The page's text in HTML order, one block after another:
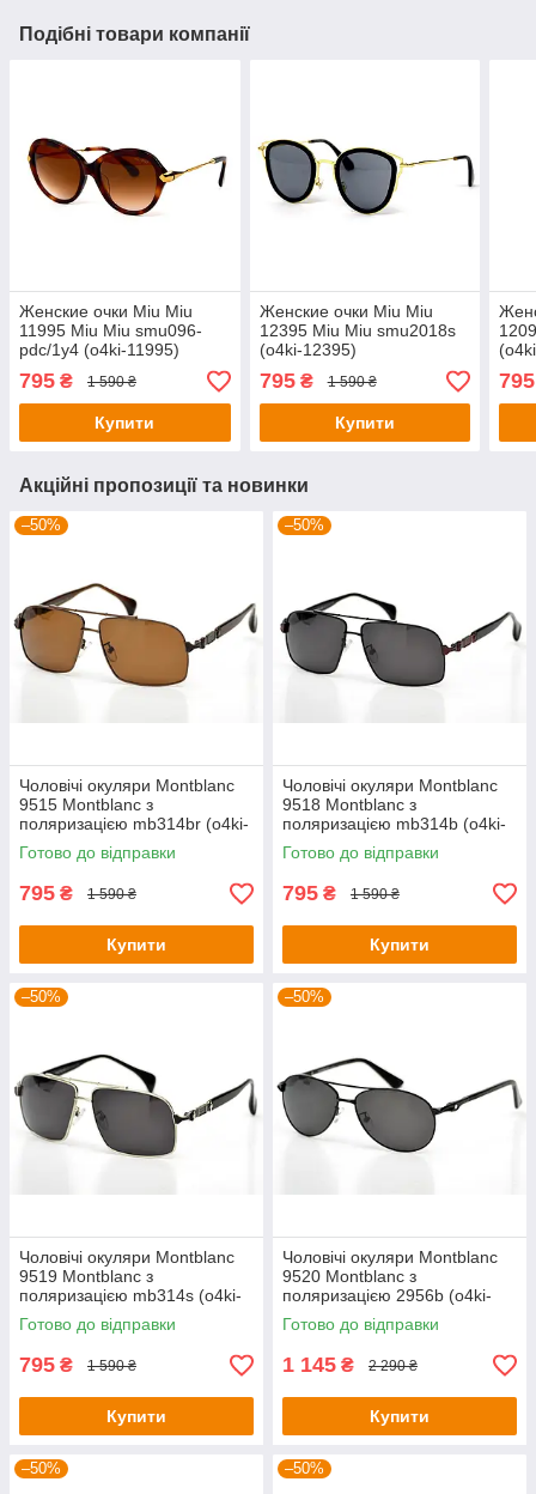
Подібні товари компанії
Женские очки Miu Miu
11995 Miu Miu smu096-
pdc/1y4 (o4ki-11995)
795 ₴ 1 590 ₴
Купити
Женские очки Miu Miu
12395 Miu Miu smu2018s
(o4ki-12395)
795₴ 1 590 ₴
Купити
795
Акційні пропозиції та новинки
–50%
Чоловічі окуляри Montblanc
9515 Montblanc з
поляризацією mb314br (o4ki-
9515)
Готово до відправки
795 ₴ 1 590 ₴
Купити
–50%
Чоловічі окуляри Montblanc
9518 Montblanc з
поляризацією mb314b (o4ki-
9518)
Готово до відправки
795 ₴ 1 590 ₴
Купити
–50%
Чоловічі окуляри Montblanc
9519 Montblanc з
поляризацією mb314s (o4ki-
9519)
Готово до відправки
795 ₴ 1 590 ₴
Купити
–50%
Чоловічі окуляри Montblanc
9520 Montblanc з
поляризацією 2956b (o4ki-
9520)
Готово до відправки
1 145 ₴ 2 290 ₴
Купити
–50% –50%